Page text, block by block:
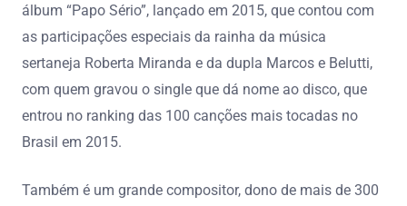
álbum “Papo Sério”, lançado em 2015, que contou com
as participações especiais da rainha da música
sertaneja Roberta Miranda e da dupla Marcos e Belutti,
com quem gravou o single que dá nome ao disco, que
entrou no ranking das 100 canções mais tocadas no
Brasil em 2015.
Também é um grande compositor, dono de mais de 300